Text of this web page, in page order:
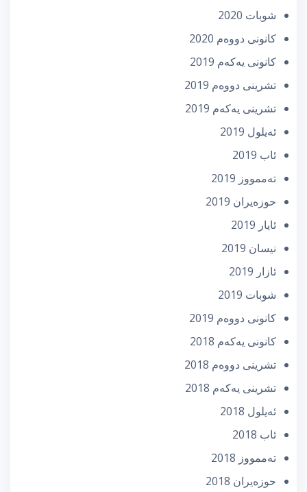
شوبات 2020
كانونی دووه‌م 2020
كانونی یه‌كه‌م 2019
تشرینی دووه‌م 2019
تشرینی یه‌كه‌م 2019
ئه‌یلول 2019
ئاب 2019
تەممووز 2019
حوزه‌یران 2019
ئایار 2019
نیسان 2019
ئازار 2019
شوبات 2019
كانونی دووه‌م 2019
كانونی یه‌كه‌م 2018
تشرینی دووه‌م 2018
تشرینی یه‌كه‌م 2018
ئه‌یلول 2018
ئاب 2018
تەممووز 2018
حوزه‌یران 2018